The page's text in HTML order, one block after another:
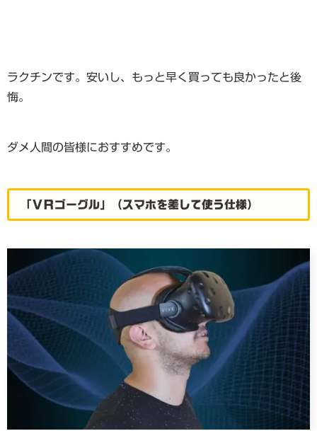
ラクチンです。安いし、もっと早く買っても良かったと後
悔。
ダメ人間の皆様におすすめです。
「ＶＲゴーグル」（スマホを差して使う仕様）